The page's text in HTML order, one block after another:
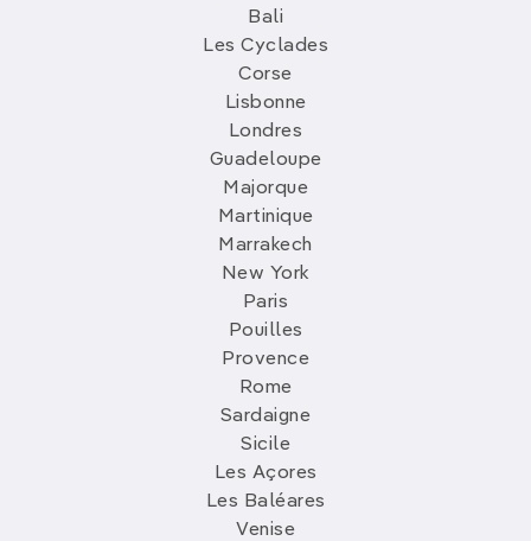
Bali
Les Cyclades
Corse
Lisbonne
Londres
Guadeloupe
Majorque
Martinique
Marrakech
New York
Paris
Pouilles
Provence
Rome
Sardaigne
Sicile
Les Açores
Les Baléares
Venise